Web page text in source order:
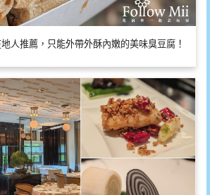
人推薦，只能外帶外酥內嫩的美味臭豆腐！